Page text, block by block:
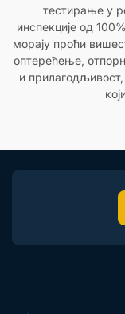
тестирање у
инспекције од
морају проћи
оптерећење,
и